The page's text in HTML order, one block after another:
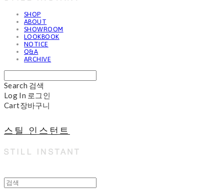
SHOP
ABOUT
SHOWROOM
LOOKBOOK
NOTICE
Q&A
ARCHIVE
Search 검색
Log In 로그인
Cart장바구니
스틸 인스턴트